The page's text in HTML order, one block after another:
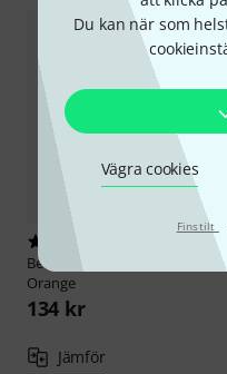
Du kan när som
Vägra cookies
Finstilt
Befaco
Orange
134 kr
Jämför